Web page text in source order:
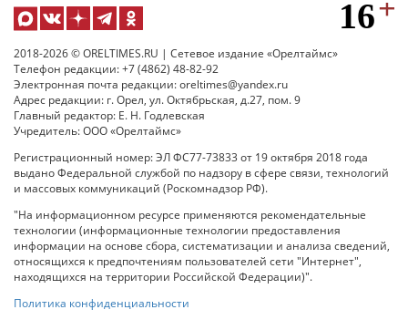
2018-2026 © ORELTIMES.RU | Сетевое издание «Орелтаймс»
Телефон редакции: +7 (4862) 48-82-92
Электронная почта редакции: oreltimes@yandex.ru
Адрес редакции: г. Орел, ул. Октябрьская, д.27, пом. 9
Главный редактор: Е. Н. Годлевская
Учредитель: ООО «Орелтаймс»
Регистрационный номер: ЭЛ ФС77-73833 от 19 октября 2018 года
выдано Федеральной службой по надзору в сфере связи, технологий
и массовых коммуникаций (Роскомнадзор РФ).
"На информационном ресурсе применяются рекомендательные
технологии (информационные технологии предоставления
информации на основе сбора, систематизации и анализа сведений,
относящихся к предпочтениям пользователей сети "Интернет",
находящихся на территории Российской Федерации)".
Политика конфиденциальности